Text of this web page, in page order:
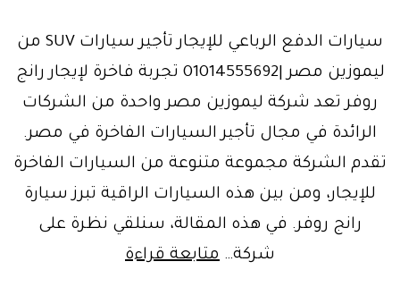
سيارات الدفع الرباعي للإيجار تأجير سيارات SUV من
ليموزين مصر |01014555692 تجربة فاخرة لإيجار رانج
روفر تعد شركة ليموزين مصر واحدة من الشركات
الرائدة في مجال تأجير السيارات الفاخرة في مصر.
تقدم الشركة مجموعة متنوعة من السيارات الفاخرة
للإيجار، ومن بين هذه السيارات الراقية تبرز سيارة
رانج روفر. في هذه المقالة، سنلقي نظرة على
شركة… متابعة قراءةسيارات